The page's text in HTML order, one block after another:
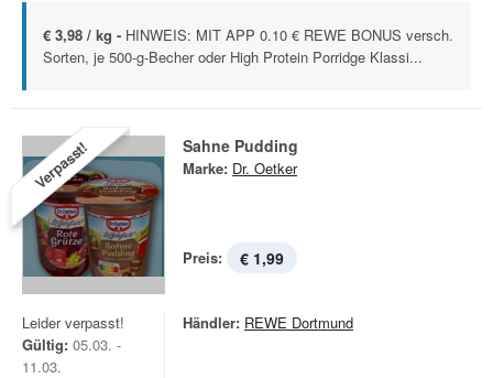
€ 3,98 / kg - HINWEIS: MIT APP 0.10 € REWE BONUS versch.
Sorten, je 500-g-Becher oder High Protein Porridge Klassi...
Verpasst! Sahne Pudding
Marke: Dr. Oetker
Preis: € 1,99
Leider verpasst!
Gültig: 05.03. -
11.03.
Händler: REWE Dortmund